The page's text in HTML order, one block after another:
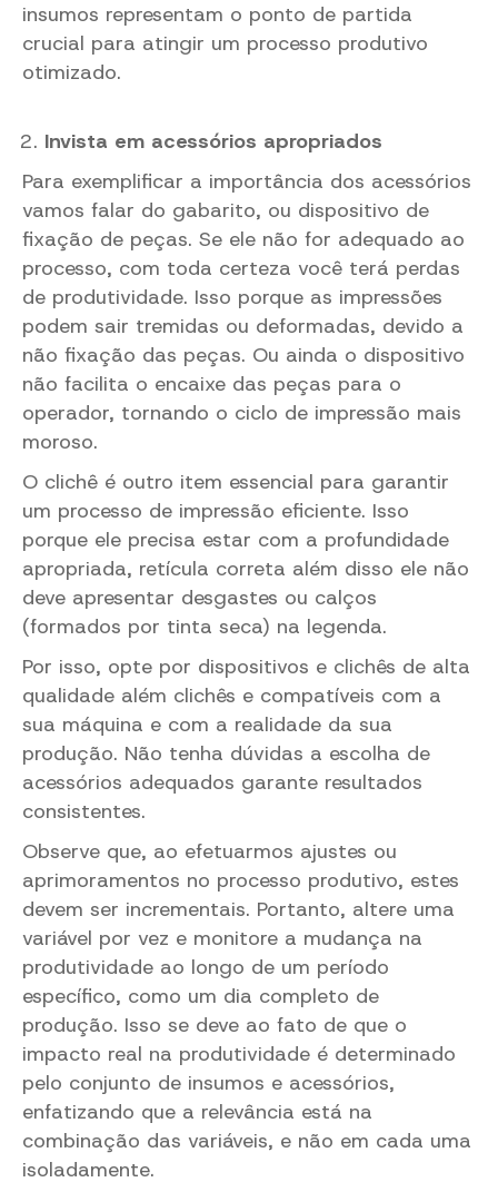
insumos representam o ponto de partida
crucial para atingir um processo produtivo
otimizado.
Invista em acessórios apropriados
Para exemplificar a importância dos acessórios
vamos falar do gabarito, ou dispositivo de
fixação de peças. Se ele não for adequado ao
processo, com toda certeza você terá perdas
de produtividade. Isso porque as impressões
podem sair tremidas ou deformadas, devido a
não fixação das peças. Ou ainda o dispositivo
não facilita o encaixe das peças para o
operador, tornando o ciclo de impressão mais
moroso.
O clichê é outro item essencial para garantir
um processo de impressão eficiente. Isso
porque ele precisa estar com a profundidade
apropriada, retícula correta além disso ele não
deve apresentar desgastes ou calços
(formados por tinta seca) na legenda.
Por isso, opte por dispositivos e clichês de alta
qualidade além clichês e compatíveis com a
sua máquina e com a realidade da sua
produção. Não tenha dúvidas a escolha de
acessórios adequados garante resultados
consistentes.
Observe que, ao efetuarmos ajustes ou
aprimoramentos no processo produtivo, estes
devem ser incrementais. Portanto, altere uma
variável por vez e monitore a mudança na
produtividade ao longo de um período
específico, como um dia completo de
produção. Isso se deve ao fato de que o
impacto real na produtividade é determinado
pelo conjunto de insumos e acessórios,
enfatizando que a relevância está na
combinação das variáveis, e não em cada uma
isoladamente.